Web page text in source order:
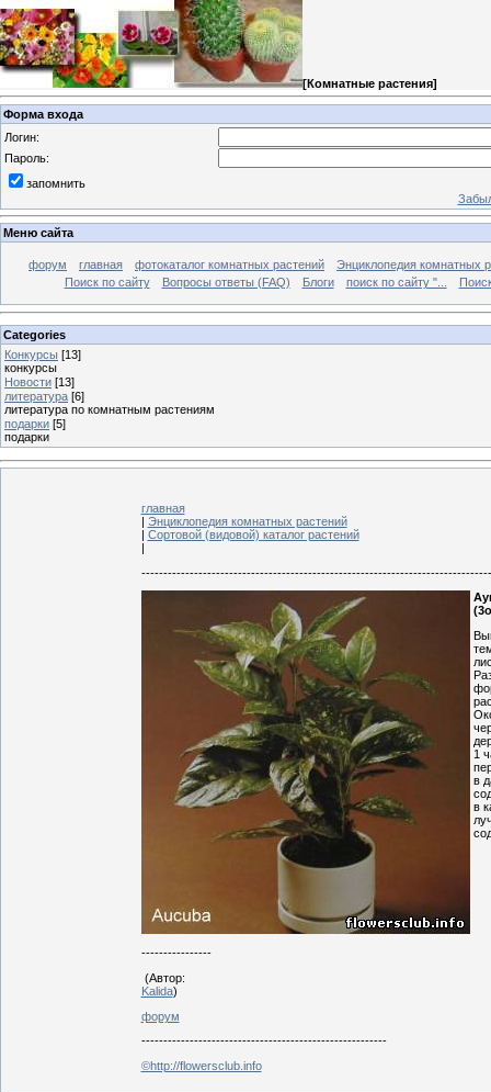
[Комнатные растения]
Форма входа
Логин:
Пароль:
запомнить
Меню сайта
форум главная фотокаталог комнатных растений
Энциклопедия комнатных
Поиск по сайту
Вопросы ответы (FAQ) Блоги поиск по сайту "...
Categories
Конкурсы [13]
конкурсы
Новости [13]
литература [6]
литература по комнатным растениям
подарки [5]
подарки
главная
Энциклопедия комнатных растений
Сортовой (видовой) каталог растений
1
в
в
----------------
(Автор:
Kalida)
форум
--------------------------------------------------------
©http://flowersclub.info